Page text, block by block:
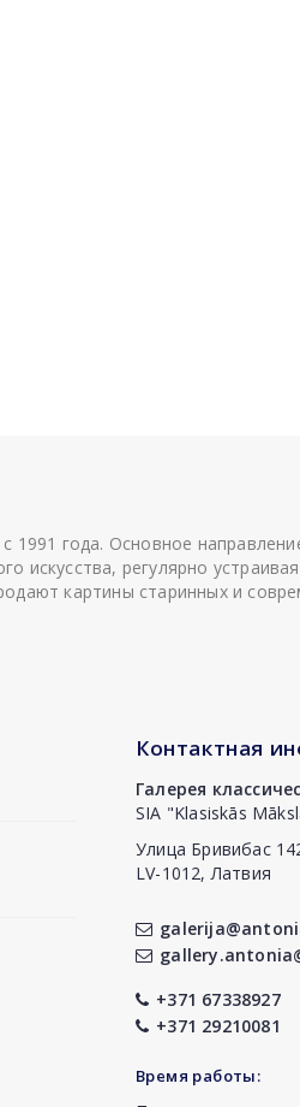
1991 года. Основное
искусства, регулярно
картины старинных и
Контактная
Галерея
SIA "Klasiskās
Улица Бривибас
LV-1012, Латвия
+371 67338927
+371 29210081
Время работы: